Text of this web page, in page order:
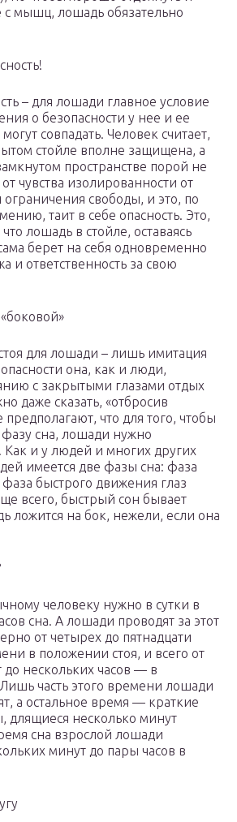
с мышц, лошадь обязательно
– для лошади главное условие
о безопасности у нее и ее
совпадать. Человек считает,
стойле вполне защищена, а
пространстве порой не
чувства изолированности от
свободы, и это, по
таит в себе опасность. Это,
лошадь в стойле, оставаясь
берет на себя одновременно
и ответственность за свою
для лошади – лишь имитация
она, как и люди,
с закрытыми глазами отдых
даже сказать, «отбросив
что для того, чтобы
сна, лошади нужно
и у людей и многих других
имеется две фазы сна: фаза
быстрого движения глаз
всего, быстрый сон бывает
ложится на бок, нежели, если она
человеку нужно в сутки в
сна. А лошади проводят за этот
от четырех до пятнадцати
в положении стоя, и всего от
до нескольких часов — в
часть этого времени лошади
а остальное время — краткие
длящиеся несколько минут
сна взрослой лошади
минут до пары часов в